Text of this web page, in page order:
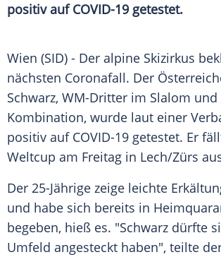
positiv auf COVID-19 getestet.
Wien (SID) - Der alpine Skizirkus
nächsten Coronafall. Der
Schwarz, WM-Dritter im Slalom
Kombination, wurde laut einer
positiv auf COVID-19 getestet. Er
Weltcup am Freitag in Lech/Zürs
Der 25-Jährige zeige leichte
und habe sich bereits in
begeben, hieß es. "Schwarz dürfte
Umfeld angesteckt haben", teilte